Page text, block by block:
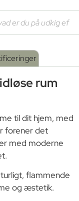
rum
til dit hjem, med
forener det
med moderne
flammende
og æstetik.